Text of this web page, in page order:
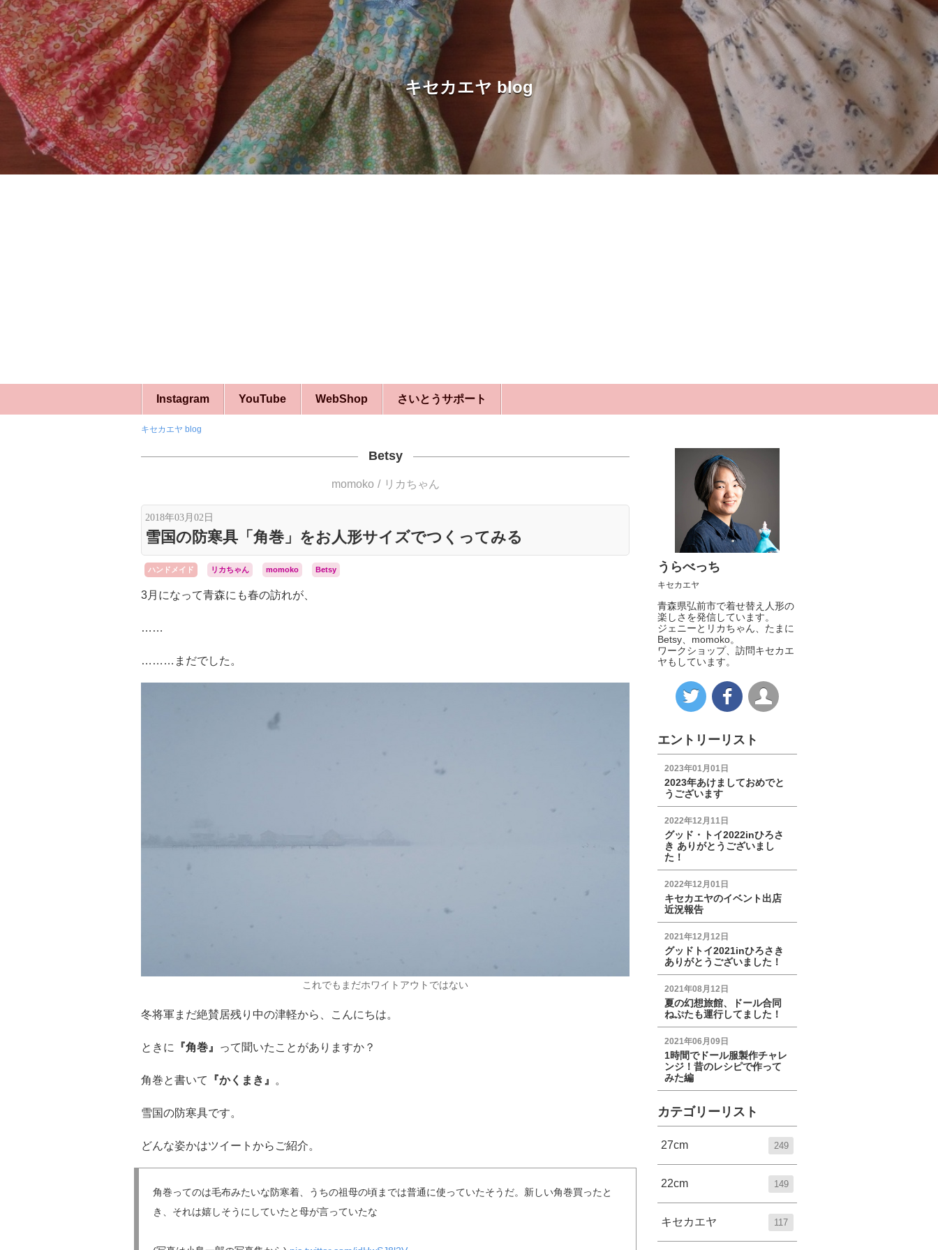
キセカエヤ blog
Instagram YouTube WebShop さいとうサポート
キセカエヤ blog
Betsy
momoko リカちゃん
2018年03月02日
雪国の防寒具「角巻」をお人形サイズでつくってみる
ハンドメイド リカちゃん momoko Betsy
3月になって青森にも春の訪れが、
……
………まだでした。
これでもまだホワイトアウトではない
冬将軍まだ絶賛居残り中の津軽から、こんにちは。
ときに 『角巻』 って聞いたことがありますか？
角巻と書いて 『かくまき』 。
雪国の防寒具です。
どんな姿かはツイートからご紹介。
角巻ってのは毛布みたいな防寒着、うちの祖母の頃までは普通に使っていたそうだ。新しい角巻買ったと
き、それは嬉しそうにしていたと母が言っていたな
うらべっち
キセカエヤ
青森県弘前市で着せ替え人形の
楽しさを発信しています。
ジェニーとリカちゃん、たまに
Betsy、momoko。
ワークショップ、訪問キセカエ
ヤもしています。
エントリーリスト
2023年01月01日
2023年あけましておめでと
うございます
2022年12月11日
グッド・トイ2022inひろさ
き ありがとうございまし
た！
2022年12月01日
キセカエヤのイベント出店
近況報告
2021年12月12日
グッドトイ2021inひろさき
ありがとうございました！
2021年08月12日
夏の幻想旅館、ドール合同
ねぷたも運行してました！
2021年06月09日
1時間でドール服製作チャレ
ンジ！昔のレシピで作って
みた編
カテゴリーリスト
27cm 249
22cm 149
キセカエヤ 117